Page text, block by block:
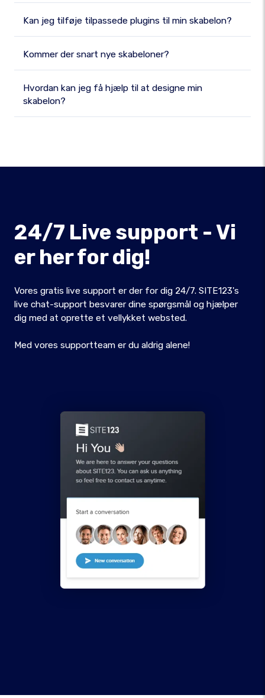
Kan jeg tilføje tilpassede plugins til min skabelon?
Kommer der snart nye skabeloner?
Hvordan kan jeg få hjælp til at designe min
skabelon?
24/7 Live support - Vi
er her for dig!
Vores gratis live support er der for dig 24/7. SITE123's
live chat-support besvarer dine spørgsmål og hjælper
dig med at oprette et vellykket websted.
Med vores supportteam er du aldrig alene!